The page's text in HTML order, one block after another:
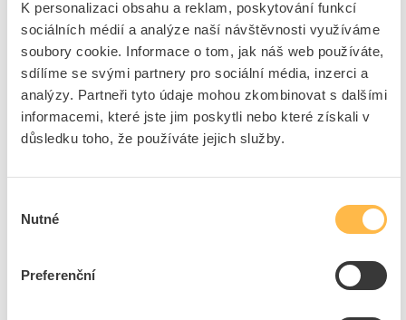
K personalizaci obsahu a reklam, poskytování funkcí
sociálních médií a analýze naší návštěvnosti využíváme
soubory cookie. Informace o tom, jak náš web používáte,
sdílíme se svými partnery pro sociální média, inzerci a
analýzy. Partneři tyto údaje mohou zkombinovat s dalšími
informacemi, které jste jim poskytli nebo které získali v
důsledku toho, že používáte jejich služby.
souhlasu
Nutné
Preferenční
Kód ELFETEX
10.863.158
2050000430923
Kód výrobce
27655194
Značka
SOLARIX
Cena s DPH 22,22 Kč/m
Přidat k porovnání